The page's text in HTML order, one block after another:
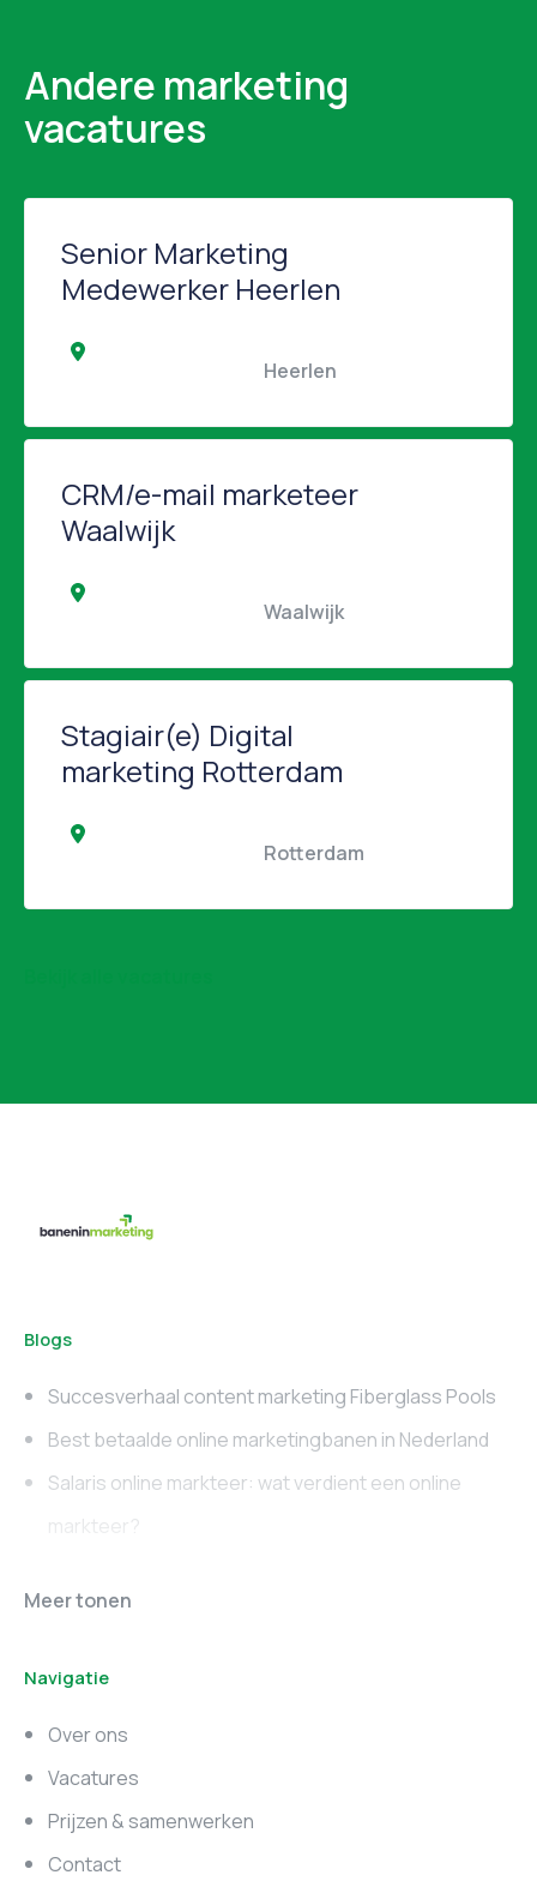
Andere marketing
vacatures
Senior Marketing
Medewerker Heerlen
CRM/e-mail marketeer
Waalwijk
                                                Waalwijk
Stagiair(e) Digital
marketing Rotterdam
Blogs
Succesverhaal content marketing Fiberglass Pools
Best betaalde online marketingbanen in Nederland
Salaris online markteer: wat verdient een online
markteer?
Online marketing
Marketing vacatures
Zuid-Holland
Marketing vacatures
Utrecht
Meer tonen
Navigatie
Over ons
Vacatures
Prijzen & samenwerken
Contact